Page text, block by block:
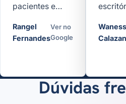
pacientes e
atendido pela
Dra. Juliana e
dúvidas.”
Rangel
Fernandes
Ver no
Google
Dúvidas